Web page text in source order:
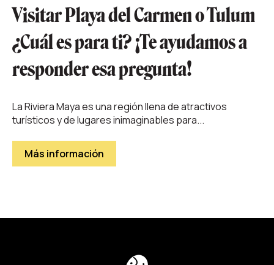
Visitar Playa del Carmen o Tulum
¿Cuál es para ti? ¡Te ayudamos a
responder esa pregunta!
La Riviera Maya es una región llena de atractivos
turísticos y de lugares inimaginables para...
Más información